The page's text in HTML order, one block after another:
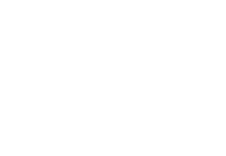
-indhold.